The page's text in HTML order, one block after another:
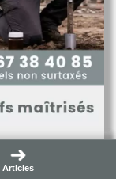
Articles